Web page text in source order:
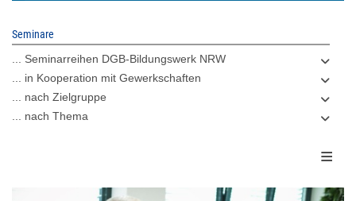
Seminare
... Seminarreihen DGB-Bildungswerk NRW
... in Kooperation mit Gewerkschaften
... nach Zielgruppe
... nach Thema